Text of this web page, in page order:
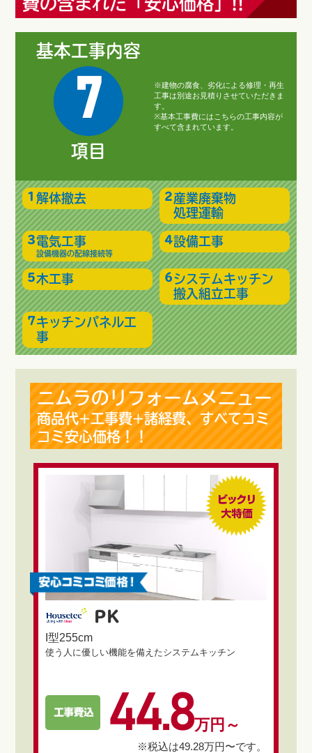
基本工事内容
7
項目
※建物の腐食、劣化による修理・再生
工事は別途お見積りさせていただきま
す。
※基本工事費にはこちらの工事内容が
すべて含まれています。
解体撤去
産業廃棄物
処理運輸
電気工事
設備機器の配線接続等
設備工事
木工事
システムキッチン
搬入組立工事
キッチンパネル工
事
ニムラのリフォームメニュー
商品代+工事費+諸経費、すべてコミ
コミ安心価格！！
PK
I型255cm
使う人に優しい機能を備えたシステムキッチン
44.8万円～
※税込は49.28万円〜です。